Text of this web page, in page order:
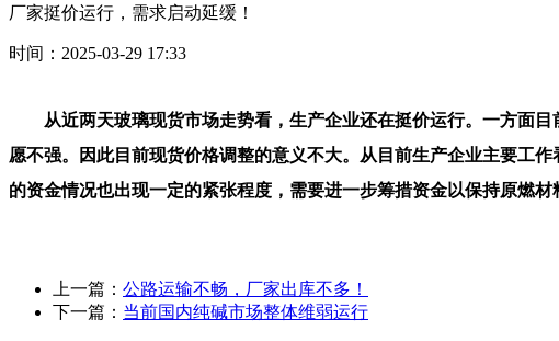
厂家挺价运行，需求启动延缓！
时间：2025-03-29 17:33
从近两天玻璃现货市场走势看，生产企业还在挺价运行。一方面目
愿不强。因此目前现货价格调整的意义不大。从目前生产企业主要工
的资金情况也出现一定的紧张程度，需要进一步筹措资金以保持原燃
上一篇： 公路运输不畅，厂家出库不多！
下一篇： 当前国内纯碱市场整体维弱运行